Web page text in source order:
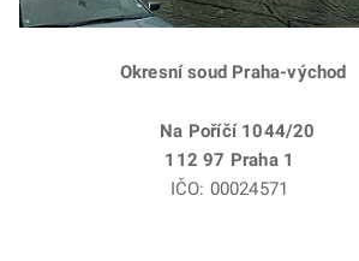
Okresní soud Praha-východ
Na Poříčí 1044/20
112 97 Praha 1
IČO: 00024571